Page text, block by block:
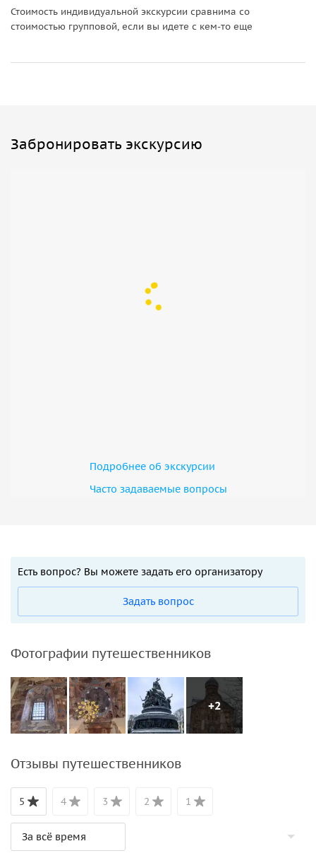
Стоимость индивидуальной экскурсии сравнима со
стоимостью групповой, если вы идете с кем-то еще
Забронировать экскурсию
Подробнее об экскурсии
Часто задаваемые вопросы
Есть вопрос? Вы можете задать его организатору
Задать вопрос
Фотографии путешественников
+2
Отзывы путешественников
5 4 3 2 1